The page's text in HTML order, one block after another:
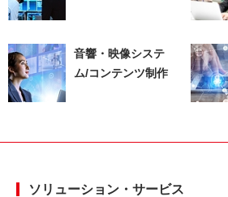
音響・映像システ
ム/コンテンツ制作
ソリューション・サービス